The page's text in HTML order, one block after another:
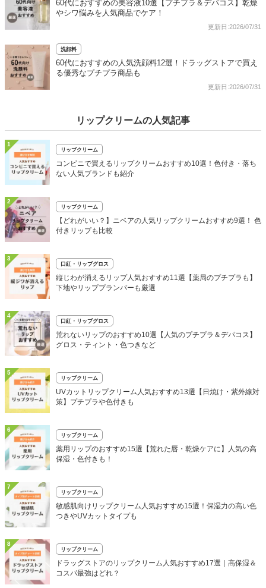
60代におすすめの美容液10選【プチプラ＆デパコス】乾燥
やシワ悩みを人気商品でケア！
更新日:2026/07/31
洗顔料
60代におすすめの人気洗顔料12選！ドラッグストアで買え
る優秀なプチプラ商品も
更新日:2026/07/31
リップクリームの人気記事
1
リップクリーム
コンビニで買えるリップクリームおすすめ10選！色付き・落ち
ない人気ブランドも紹介
2
リップクリーム
【どれがいい？】ニベアの人気リップクリームおすすめ9選！ 色
付きリップも比較
3
口紅・リップグロス
縦じわが消えるリップ人気おすすめ11選【薬局のプチプラも】
下地やリッププランパーも厳選
4
口紅・リップグロス
荒れないリップのおすすめ10選【人気のプチプラ＆デパコス】
グロス・ティント・色つきなど
5
リップクリーム
UVカットリップクリーム人気おすすめ13選【日焼け・紫外線対
策】プチプラや色付きも
6
リップクリーム
薬用リップのおすすめ15選【荒れた唇・乾燥ケアに】人気の高
保湿・色付きも！
7
リップクリーム
敏感肌向けリップクリーム人気おすすめ15選！保湿力の高い色
つきやUVカットタイプも
8
リップクリーム
ドラッグストアのリップクリーム人気おすすめ17選｜高保湿＆
コスパ最強はどれ？